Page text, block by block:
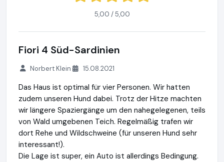
5,00 / 5,00
Fiori 4 Süd-Sardinien
Norbert Klein 15.08.2021
Das Haus ist optimal für vier Personen. Wir hatten
zudem unseren Hund dabei. Trotz der Hitze machten
wir längere Spaziergänge um den nahegelegenen, teils
von Wald umgebenen Teich. Regelmäßig trafen wir
dort Rehe und Wildschweine (für unseren Hund sehr
interessant!).
Die Lage ist super, ein Auto ist allerdings Bedingung.